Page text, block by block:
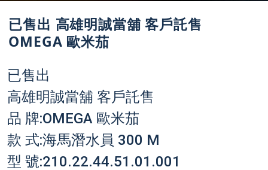
已售出 高雄明誠當舖 客戶託售
OMEGA 歐米茄
已售出
高雄明誠當舖 客戶託售
品 牌:OMEGA 歐米茄
款 式:海馬潛水員 300 M
型 號:210.22.44.51.01.001